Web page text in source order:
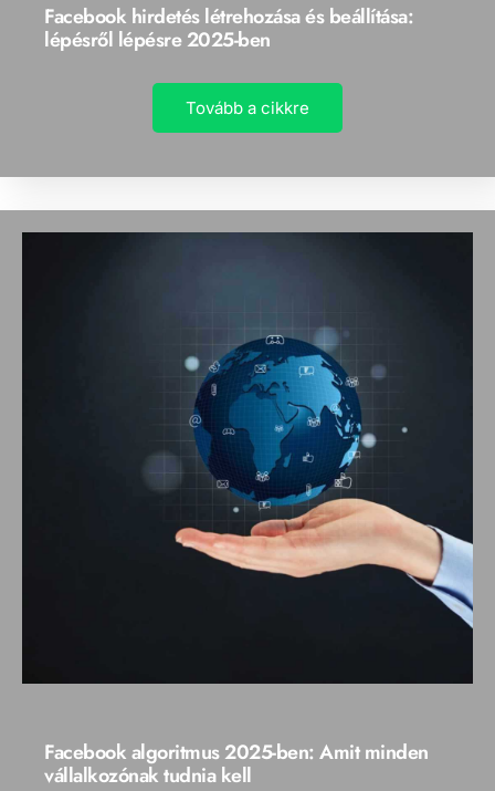
Facebook hirdetés létrehozása és beállítása:
lépésről lépésre 2025-ben
Tovább a cikkre
Facebook algoritmus 2025-ben: Amit minden
vállalkozónak tudnia kell